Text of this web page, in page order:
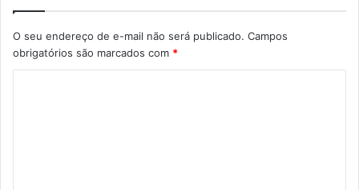
O seu endereço de e-mail não será publicado. Campos
obrigatórios são marcados com *